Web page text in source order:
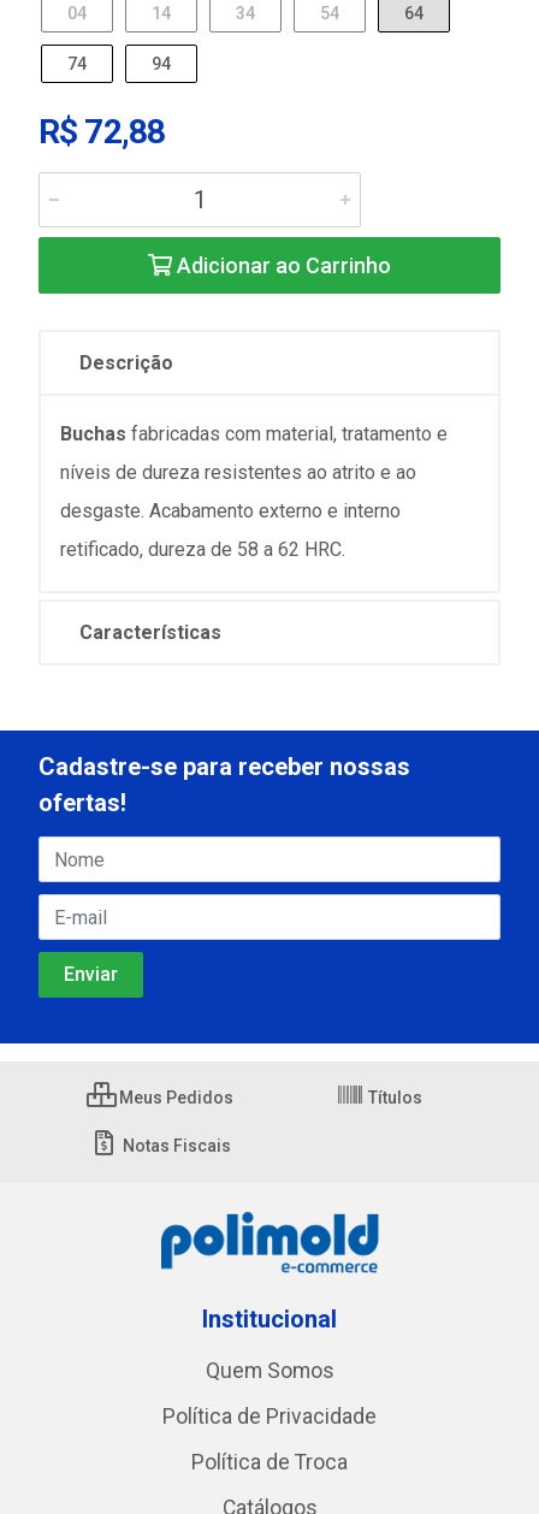
04 14 34 54 64
74 94
R$ 72,88
Adicionar ao Carrinho
Descrição
Buchas fabricadas com material, tratamento e
níveis de dureza resistentes ao atrito e ao
desgaste. Acabamento externo e interno
retificado, dureza de 58 a 62 HRC.
Características
Cadastre-se para receber nossas
ofertas!
Meus Pedidos Títulos
Notas Fiscais
Institucional
Quem Somos
Política de Privacidade
Política de Troca
Catálogos